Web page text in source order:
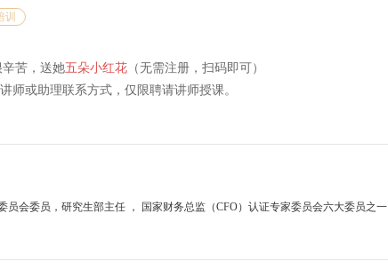
训
苦，送她五朵小红花 （无需注册，扫码即可）
师或助理联系方式，仅限聘请讲师授课。
员会委员，研究生部主任 ， 国家财务总监（CFO）认证专家委员会六大委员之一